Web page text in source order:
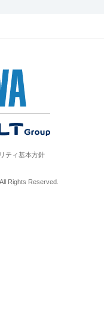
ティ基本方針
Rights Reserved.